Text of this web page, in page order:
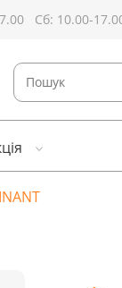
Сб: 10.00-